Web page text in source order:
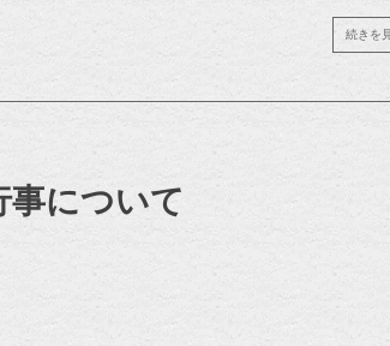
続きを
について